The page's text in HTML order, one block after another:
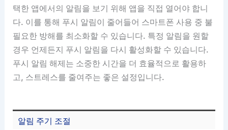
택한 앱에서의 알림을 보기 위해 앱을 직접 열어야 합니
다. 이를 통해 푸시 알림이 줄어들어 스마트폰 사용 중 불
필요한 방해를 최소화할 수 있습니다. 특정 알림을 원할
경우 언제든지 푸시 알림을 다시 활성화할 수 있습니다.
푸시 알림 해제는 소중한 시간을 더 효율적으로 활용하
고, 스트레스를 줄여주는 좋은 설정입니다.
알림 주기 조절